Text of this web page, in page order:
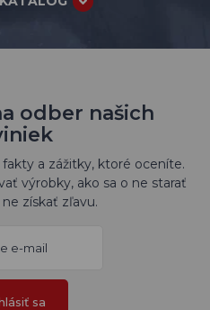
odber našich
a zážitky, ktoré oceníte.
výrobky, ako sa o ne starať
získať zľavu.
sa